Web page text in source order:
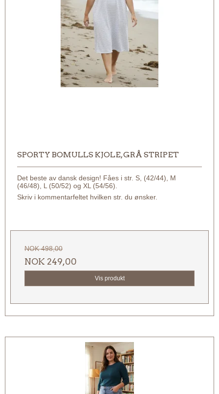
SPORTY BOMULLS KJOLE, GRÅ STRIPET
Det beste av dansk design! Fåes i str. S, (42/44), M
(46/48), L (50/52) og XL (54/56).
Skriv i kommentarfeltet hvilken str. du ønsker.
NOK 498,00
NOK 249,00
Vis produkt